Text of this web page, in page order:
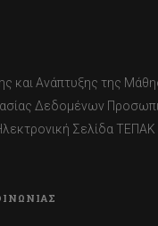
και Ανάπτυξης της
Δεδομένων
Σελίδα ΤΕΠΑΚ